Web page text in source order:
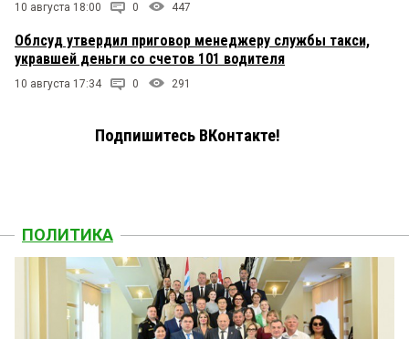
10 августа 18:00 0 447
Облсуд утвердил приговор менеджеру службы такси,
укравшей деньги со счетов 101 водителя
10 августа 17:34 0 291
Подпишитесь ВКонтакте!
ПОЛИТИКА